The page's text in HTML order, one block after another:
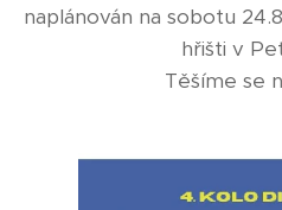
naplánován na sobotu
hřišti v
Těšíme se